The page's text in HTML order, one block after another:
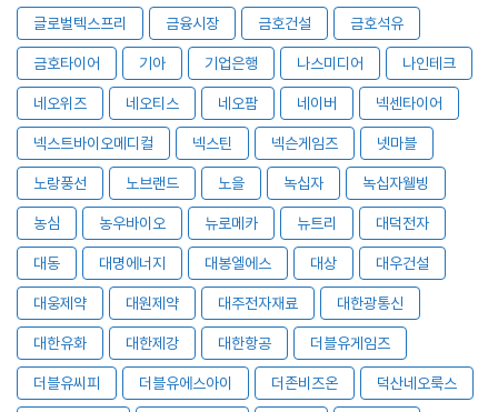
글로벌텍스프리 금융시장 금호건설 금호석유
금호타이어 기아 기업은행 나스미디어 나인테크
네오위즈 네오티스 네오팜 네이버 넥센타이어
넥스트바이오메디컬 넥스틴 넥슨게임즈 넷마블
노랑풍선 노브랜드 노을 녹십자 녹십자웰빙
농심 농우바이오 뉴로메카 뉴트리 대덕전자
대동 대명에너지 대봉엘에스 대상 대우건설
대웅제약 대원제약 대주전자재료 대한광통신
대한유화 대한제강 대한항공 더블유게임즈
더블유씨피 더블유에스아이 더존비즈온 덕산네오룩스